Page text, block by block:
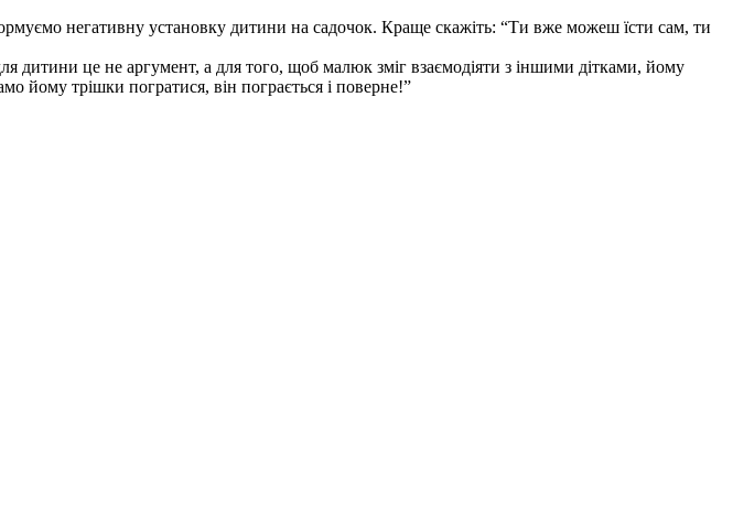
негативну установку дитини на садочок. Краще скажіть: “Ти вже можеш їсти сам, ти
дитини це не аргумент, а для того, щоб малюк зміг взаємодіяти з іншими дітками, йому
йому трішки погратися, він пограється і поверне!”